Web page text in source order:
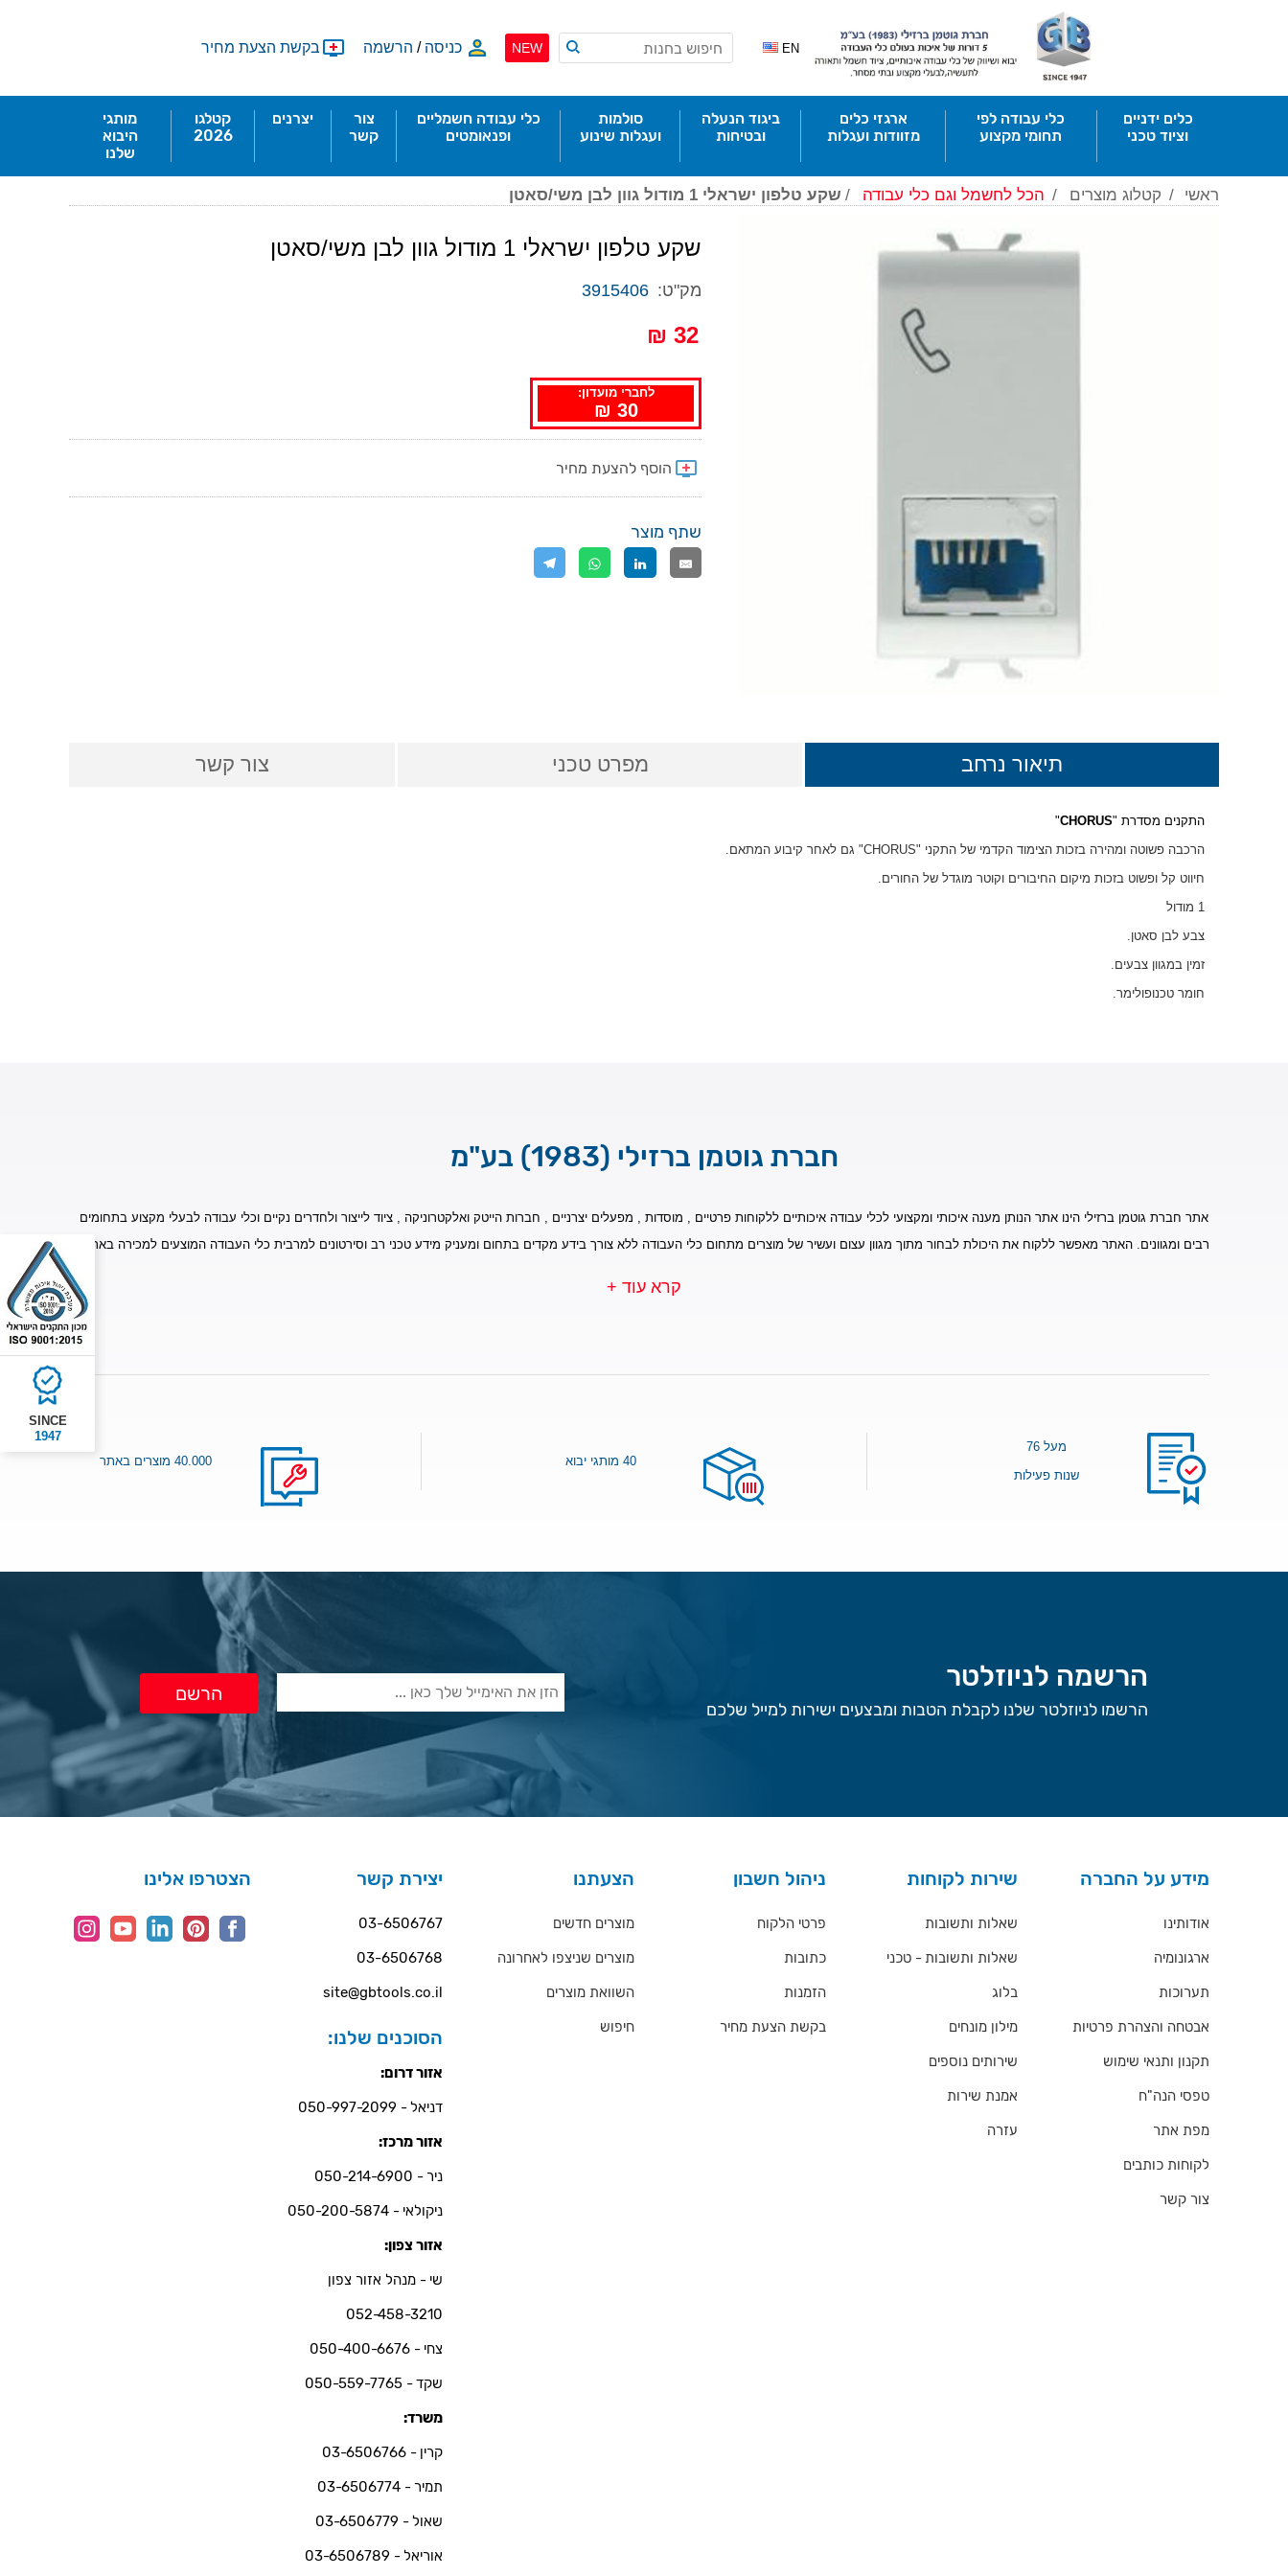
EN
NEW כניסה / הרשמה בקשת הצעת מחיר
כלים ידניים
וציוד טכני
כלי עבודה לפי
תחומי מקצוע
ארגזי כלים
מזוודות ועגלות
ביגוד הנעלה
ובטיחות
סולמות
ועגלות שינוע
כלי עבודה חשמליים
ופנאומטים
צור
קשר
יצרנים
קטלגו
2026
מותגי
היבוא
שלנו
ראשי / קטלוג מוצרים / הכל לחשמל וגם כלי עבודה / שקע טלפון ישראלי 1 מודול גוון לבן משי/סאטן
שקע טלפון ישראלי 1 מודול גוון לבן משי/סאטן
מק"ט: 3915406
32 ₪
לחברי מועדון:
30 ₪
שתף מוצר
תיאור נרחב מפרט טכני צור קשר
התקנים מסדרת "CHORUS
"
הרכבה פשוטה ומהירה בזכות הצימוד הקדמי של התקני "CHORUS" גם לאחר קיבוע המתאם.
חיווט קל ופשוט בזכות מיקום החיבורים וקוטר מוגדל של החורים.
1 מודול
צבע לבן סאטן.
זמין במגוון צבעים.
חומר טכנופולימר.
SINCE
1947
חברת גוטמן ברזילי (1983) בע"מ
אתר חברת גוטמן ברזילי הינו אתר הנותן מענה איכותי ומקצועי לכלי עבודה איכותיים ללקוחות פרטיים , מוסדות , מפעלים יצרניים , חברות הייטק ואלקטרוניקה , ציוד לייצור ולחדרים נקיים וכלי עבודה לבעלי מקצוע בתחומים
רבים ומגוונים. האתר מאפשר ללקוח את היכולת לבחור מתוך מגוון עצום ועשיר של מוצרים מתחום כלי העבודה ללא צורך בידע מקדים בתחום ומעניק מידע טכני רב וסירטונים למרבית כלי העבודה המוצעים למכירה באתר.
קרא עוד +
מעל 76
שנות פעילות
40 מותגי יבוא 40.000 מוצרים באתר
הרשמה לניוזלטר
הרשמו לניוזלטר שלנו לקבלת הטבות ומבצעים ישירות למייל שלכם
מידע על החברה
אודותינו
ארגונומיה
תערוכות
אבטחה והצהרת פרטיות
תקנון ותנאי שימוש
טפסי הנה"ח
מפת אתר
לקוחות כותבים
צור קשר
שירות לקוחות
שאלות ותשובות
שאלות ותשובות - טכני
בלוג
מילון מונחים
שירותים נוספים
אמנת שירות
עזרה
ניהול חשבון
פרטי הלקוח
כתובות
הזמנות
בקשת הצעת מחיר
הצעתנו
מוצרים חדשים
מוצרים שניצפו לאחרונה
השוואת מוצרים
חיפוש
יצירת קשר
03-6506767
03-6506768
site@gbtools.co.il
הסוכנים שלנו:
אזור דרום:
דניאל - 050-997-2099
אזור מרכז:
ניר - 050-214-6900
ניקולאי - 050-200-5874
אזור צפון:
שי - מנהל אזור צפון
052-458-3210
צחי - 050-400-6676
שקד - 050-559-7765
משרד:
קרין - 03-6506766
תמיר - 03-6506774
שאול - 03-6506779
אוריאל - 03-6506789
הצטרפו אלינו